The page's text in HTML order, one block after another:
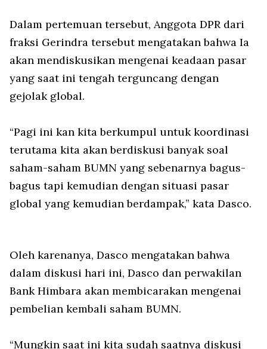
Dalam pertemuan tersebut, Anggota DPR dari
fraksi Gerindra tersebut mengatakan bahwa Ia
akan mendiskusikan mengenai keadaan pasar
yang saat ini tengah terguncang dengan
gejolak global.
“Pagi ini kan kita berkumpul untuk koordinasi
terutama kita akan berdiskusi banyak soal
saham-saham BUMN yang sebenarnya bagus-
bagus tapi kemudian dengan situasi pasar
global yang kemudian berdampak,” kata Dasco.
Oleh karenanya, Dasco mengatakan bahwa
dalam diskusi hari ini, Dasco dan perwakilan
Bank Himbara akan membicarakan mengenai
pembelian kembali saham BUMN.
“Mungkin saat ini kita sudah saatnya diskusi